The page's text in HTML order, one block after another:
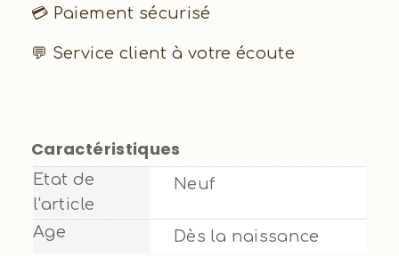
💳 Paiement sécurisé
💬 Service client à votre écoute
Caractéristiques
Etat de
l'article
Neuf
Age Dès la naissance